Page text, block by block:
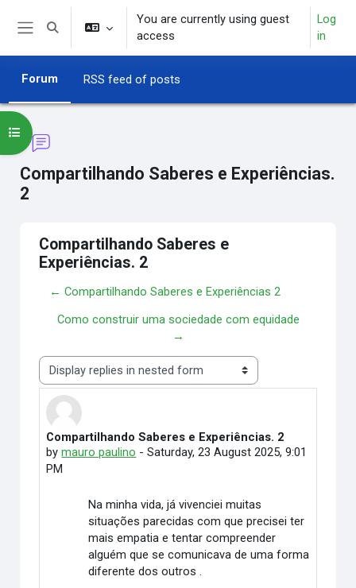
Skip to main content
Toggle search input
You are currently using guest
access
Log
in
Forum RSS feed of posts
Compartilhando Saberes e Experiências.
2
Open course index
Compartilhando Saberes e
Experiências. 2
← Compartilhando Saberes e Experiências 2
Como construir uma sociedade com equidade
→
Display mode
Compartilhando Saberes e Experiências. 2
bymauro paulino -Saturday, 23 August 2025, 9:01
PM
Number of replies: 1
Na minha vida, já vivenciei muitas
situações parecidas com que precisei ter
mais empatia e tentar compreender
alguém que se comunicava de uma forma
diferente dos outros .